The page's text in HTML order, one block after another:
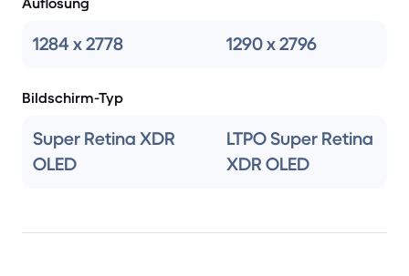
1284 x 2778 1290 x 2796
Bildschirm-Typ
Super Retina XDR
OLED
LTPO Super Retina
XDR OLED